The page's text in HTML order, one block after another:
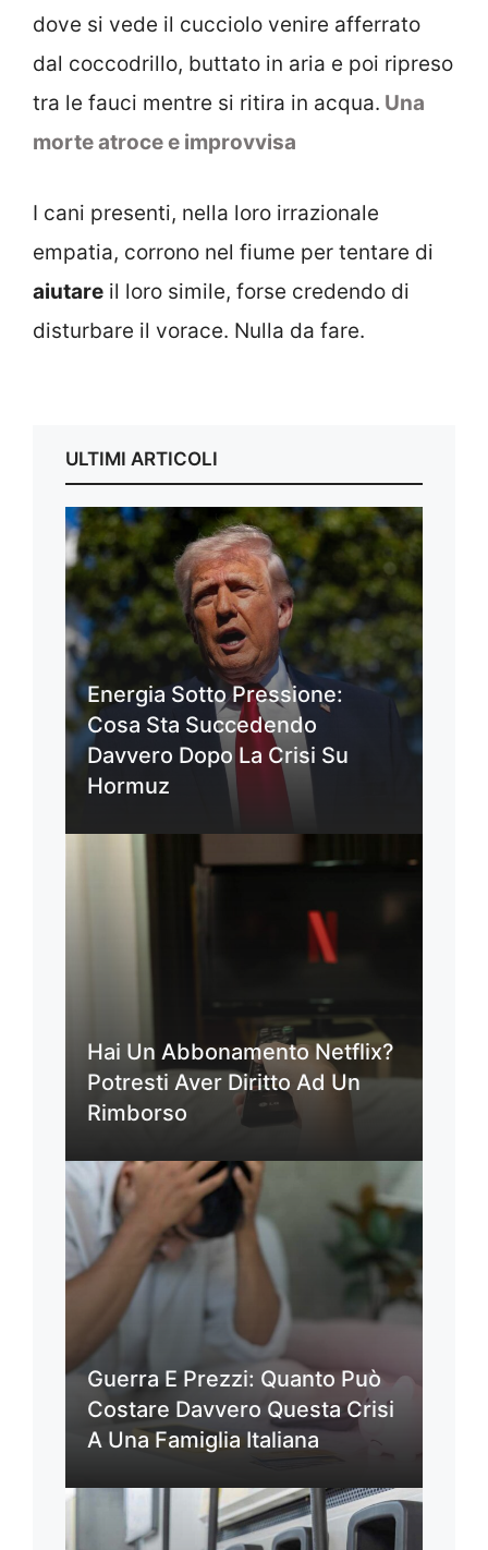
dove si vede il cucciolo venire afferrato
dal coccodrillo, buttato in aria e poi ripreso
tra le fauci mentre si ritira in acqua. Una
morte atroce e improvvisa
I cani presenti, nella loro irrazionale
empatia, corrono nel fiume per tentare di
aiutare il loro simile, forse credendo di
disturbare il vorace. Nulla da fare.
ULTIMI ARTICOLI
Energia Sotto Pressione:
Cosa Sta Succedendo
Davvero Dopo La Crisi Su
Hormuz
Hai Un Abbonamento Netflix?
Potresti Aver Diritto Ad Un
Rimborso
Guerra E Prezzi: Quanto Può
Costare Davvero Questa Crisi
A Una Famiglia Italiana